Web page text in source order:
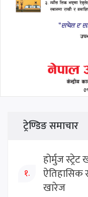
ट्रेण्डिङ समाचार
१.
होर्मुज
ऐतिहासिक
खारेज